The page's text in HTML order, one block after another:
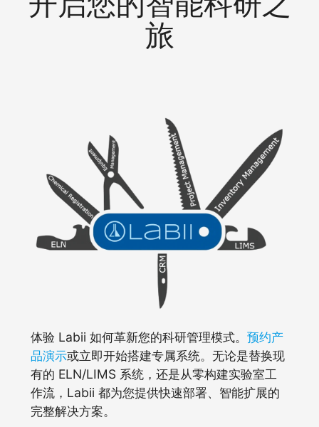
旅
体验 Labii 如何革新您的科研管理模式。预约产
品演示或立即开始搭建专属系统。无论是替换现
有的 ELN/LIMS 系统，还是从零构建实验室工
作流，Labii 都为您提供快速部署、智能扩展的
完整解决方案。